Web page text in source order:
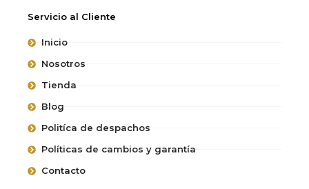
Servicio al Cliente
Inicio
Nosotros
Tienda
Blog
Politíca de despachos
Políticas de cambios y garantía
Contacto